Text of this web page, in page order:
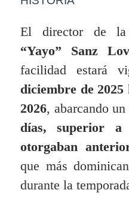
El director de
“Yayo” Sanz
facilidad estará
diciembre de 2025
2026, abarcando
días,
superior
otorgaban
que más
durante la